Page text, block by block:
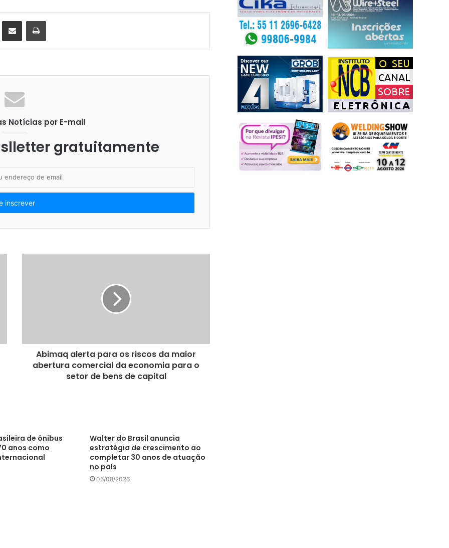
Notícias por E-mail
gratuitamente
Abimaq alerta para os riscos da maior
abertura comercial da economia para o
setor de bens de capital
de ônibus
anos como
Walter do Brasil anuncia
estratégia de crescimento ao
completar 30 anos de atuação
no país
06/08/2026